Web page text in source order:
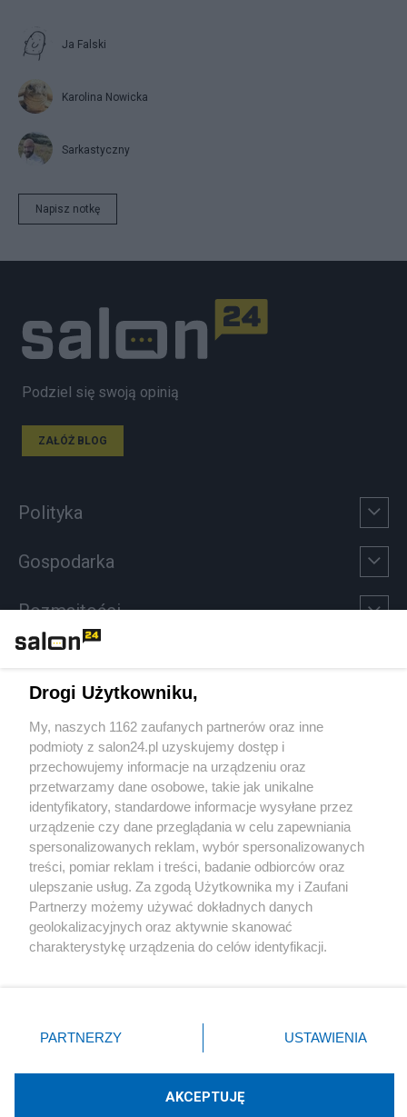
Ja Falski
Karolina Nowicka
Sarkastyczny
Napisz notkę
Podziel się swoją opinią
ZAŁÓŻ BLOG
Polityka
Gospodarka
Rozmaitości
Sport
Społeczeństwo
Kultura
X Facebook Instagram Youtube
Drogi Użytkowniku,
My, naszych 1162 zaufanych partnerów oraz inne
podmioty z salon24.pl uzyskujemy dostęp i
przechowujemy informacje na urządzeniu oraz
przetwarzamy dane osobowe, takie jak unikalne
identyfikatory, standardowe informacje wysyłane przez
urządzenie czy dane przeglądania w celu zapewniania
spersonalizowanych reklam, wybór spersonalizowanych
treści, pomiar reklam i treści, badanie odbiorców oraz
ulepszanie usług. Za zgodą Użytkownika my i Zaufani
Partnerzy możemy używać dokładnych danych
geolokalizacyjnych oraz aktywnie skanować
charakterystykę urządzenia do celów identyfikacji.
zmienić/wycofać klikając przycisk ustawień prywatności
znajdujący się w lewym dolnym rogu strony
rodzaje przetwarzania danych nie wymagają zgody
użytkownika, ale masz prawo sprzeciwić się takiemu
PARTNERZY USTAWIENIA
AKCEPTUJĘ